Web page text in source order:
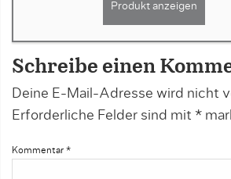
Produkt anzeigen
Schreibe einen
Deine E-Mail-Adresse wird nicht
Erforderliche Felder sind mit *
Kommentar *